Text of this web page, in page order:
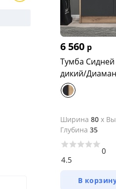
6 560 р
Тумба
дикий/
Ширина 80 x
Глубина 35
4.5
0
В